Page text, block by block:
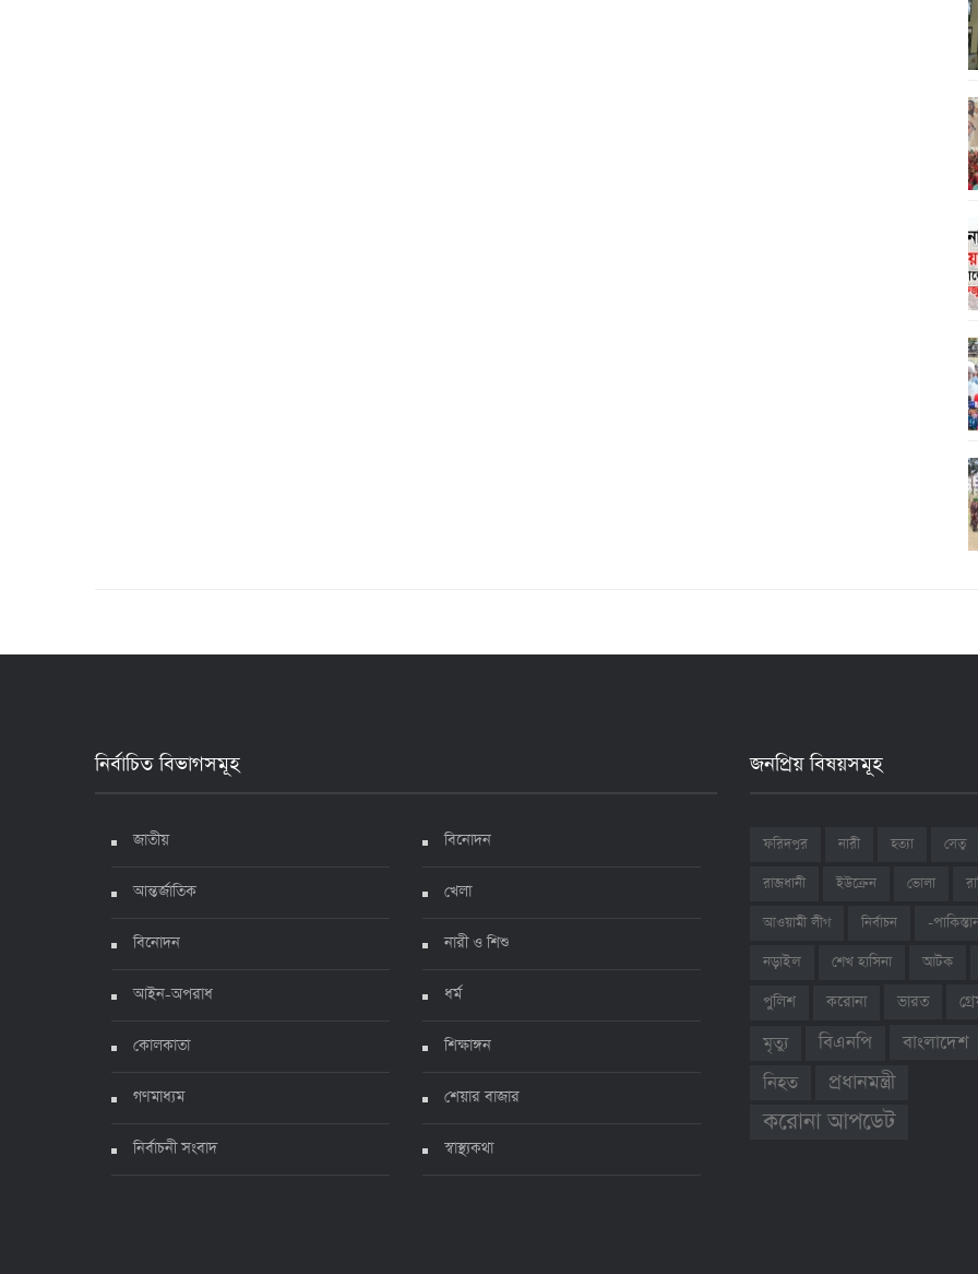
নির্বাচিত বিভাগসমূহ
জাতীয়
আন্তর্জাতিক
বিনোদন
আইন-অপরাধ
কোলকাতা
গণমাধ্যম
নির্বাচনী সংবাদ
বিনোদন
খেলা
নারী ও শিশু
ধর্ম
শিক্ষাঙ্গন
শেয়ার বাজার
স্বাস্থ্যকথা
জনপ্রিয় বিষয়সমূহ
ফরিদপুর নারী হত্যা সেতু
রাজধানী ইউক্রেন ভোলা
আওয়ামী লীগ
নির্বাচন
-
নড়াইল
শেখ হাসিনা আটক
পুলিশ
করোনা ভারত
মৃত্যু
বিএনপি
বাংলাদেশ
নিহত
প্রধানমন্ত্রী
করোনা আপডেট